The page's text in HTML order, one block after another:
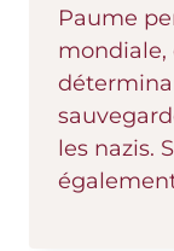
Paume
mondiale,
les nazis.